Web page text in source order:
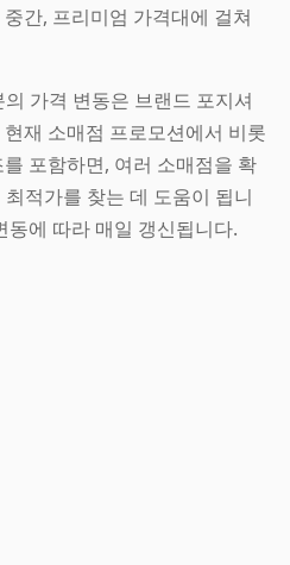
간, 프리미엄 가격대에 걸쳐
가격 변동은 브랜드 포지셔
재 소매점 프로모션에서 비롯
포함하면, 여러 소매점을 확
적가를 찾는 데 도움이 됩니
동에 따라 매일 갱신됩니다.